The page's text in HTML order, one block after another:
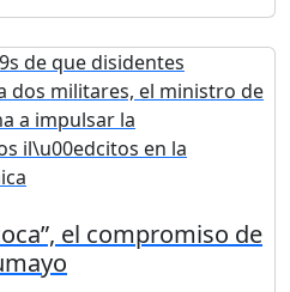
el compromiso de